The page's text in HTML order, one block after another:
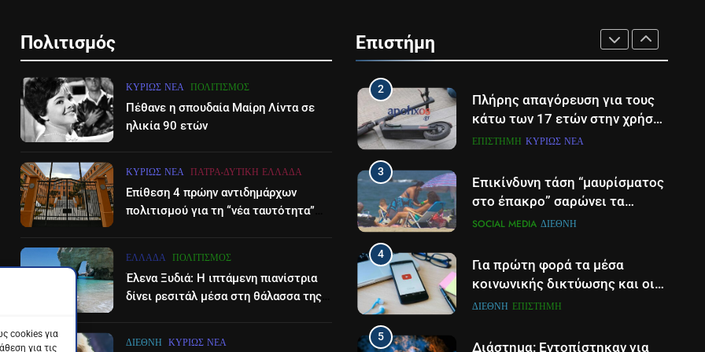
cookies για
για τις
Πολιτισμός
ΚΥΡΊΩΣ ΝΈΑ ΠΟΛΙΤΙΣΜΌΣ
Πέθανε η σπουδαία Μαίρη Λίντα σε
ηλικία 90 ετών
ΚΥΡΊΩΣ ΝΈΑ ΠΆΤΡΑ-ΔΥΤΙΚΉ ΕΛΛΆΔΑ
Επίθεση 4 πρώην αντιδημάρχων
πολιτισμού για τη “νέα ταυτότητα”
ΕΛΛΆΔΑ ΠΟΛΙΤΙΣΜΌΣ
Έλενα Ξυδιά: Η ιπτάμενη πιανίστρια
δίνει ρεσιτάλ μέσα στη θάλασσα της
ΔΙΕΘΝΉ ΚΥΡΊΩΣ ΝΈΑ
Επιστήμη
πυροσβέστης που χτυπήθηκε
Αιτωλοακαρνανία
ΕΠΙΣΤΉΜΗ ΠΆΤΡΑ-ΔΥΤΙΚΉ ΕΛΛΆΔΑ
2
Πλήρης απαγόρευση για τους
κάτω των 17 ετών στην χρήση
πατινιού- Οι νέες ρυθμίσεις
ΕΠΙΣΤΉΜΗ ΚΥΡΊΩΣ ΝΈΑ
3
Επικίνδυνη τάση “μαυρίσματος
στο έπακρο” σαρώνει τα
σόσιαλ
SOCIAL MEDIA ΔΙΕΘΝΉ
4
Για πρώτη φορά τα μέσα
κοινωνικής δικτύωσης και οι
πλατφόρμες βίντεο
περισσότερο για ενημέρωση,
ΔΙΕΘΝΉ ΕΠΙΣΤΉΜΗ
5
Διάστημα: Εντοπίστηκαν για